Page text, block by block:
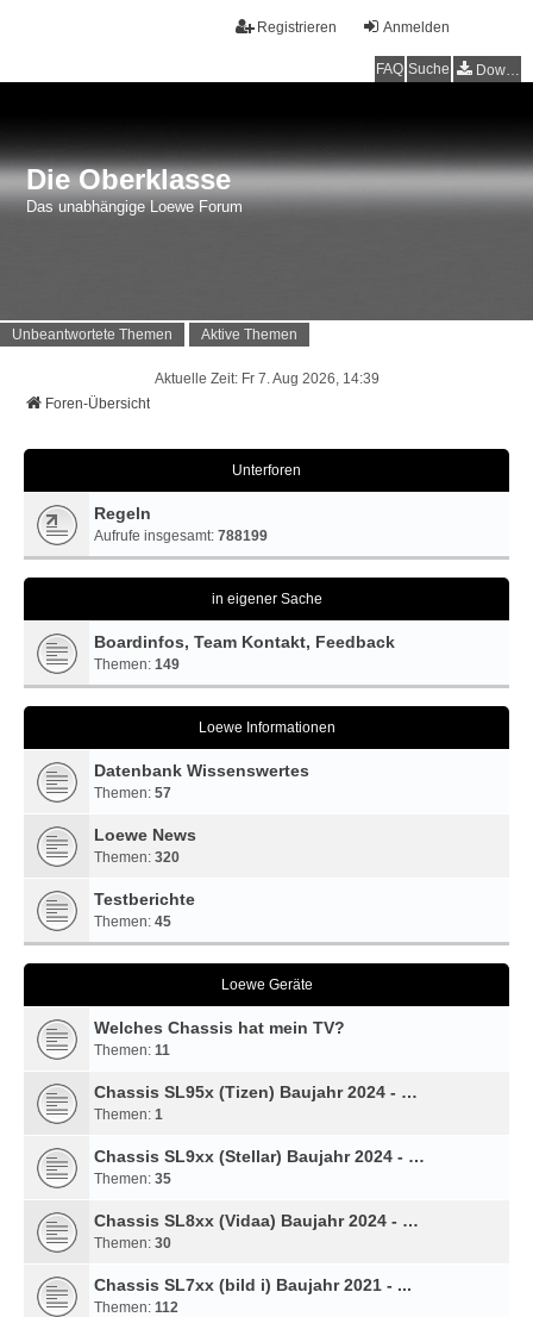
Anmelden
Registrieren
FAQ Suche Downloads
Die Oberklasse
Das unabhängige Loewe Forum
Unbeantwortete Themen Aktive Themen
Aktuelle Zeit: Fr 7. Aug 2026, 14:39
Foren-Übersicht
Unterforen
Regeln
Aufrufe insgesamt: 788199
in eigener Sache
Boardinfos, Team Kontakt, Feedback
Themen: 149
Loewe Informationen
Datenbank Wissenswertes
Themen: 57
Loewe News
Themen: 320
Testberichte
Themen: 45
Loewe Geräte
Welches Chassis hat mein TV?
Themen: 11
Chassis SL95x (Tizen) Baujahr 2024 - …
Themen: 1
Chassis SL9xx (Stellar) Baujahr 2024 - …
Themen: 35
Chassis SL8xx (Vidaa) Baujahr 2024 - …
Themen: 30
Chassis SL7xx (bild i) Baujahr 2021 - ...
Themen: 112